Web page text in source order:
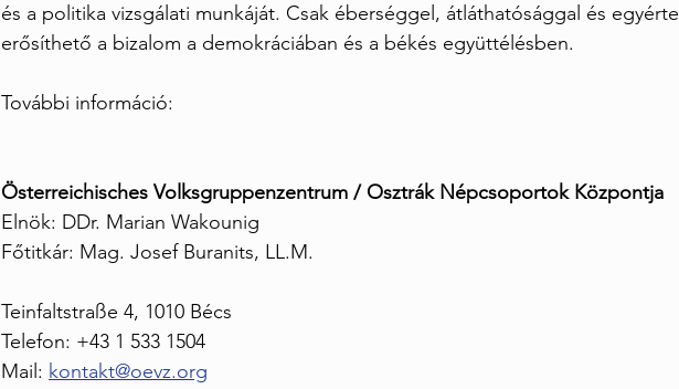
és a politika vizsgálati munkáját. Csak éberséggel, átláthatósággal és
erősíthető a bizalom a demokráciában és a békés együttélésben.
További információ:
Österreichisches Volksgruppenzentrum / Osztrák Népcsoportok Központja
Elnök: DDr. Marian Wakounig
Főtitkár: Mag. Josef Buranits, LL.M.
Teinfaltstraße 4, 1010 Bécs
Telefon: +43 1 533 1504
Mail: kontakt@oevz.org